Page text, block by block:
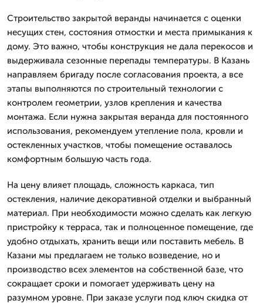
Строительство закрытой веранды начинается с оценки
несущих стен, состояния отмостки и места примыкания к
дому. Это важно, чтобы конструкция не дала перекосов и
выдерживала сезонные перепады температуры. В Казань
направляем бригаду после согласования проекта, а все
этапы выполняются по строительный технологии с
контролем геометрии, узлов крепления и качества
монтажа. Если нужна закрытая веранда для постоянного
использования, рекомендуем утепление пола, кровли и
остекленных участков, чтобы помещение оставалось
комфортным большую часть года.
На цену влияет площадь, сложность каркаса, тип
остекления, наличие декоративной отделки и выбранный
материал. При необходимости можно сделать как легкую
пристройку к терраса, так и полноценное помещение, где
удобно отдыхать, хранить вещи или поставить мебель. В
Казани мы предлагаем не только возведение, но и
производство всех элементов на собственной базе, что
сокращает сроки и помогает удерживать цену на
разумном уровне. При заказе услуги под ключ скидка от